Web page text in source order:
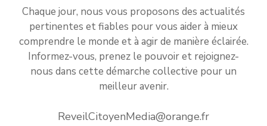
Chaque jour, nous vous proposons des actualités
pertinentes et fiables pour vous aider à mieux
comprendre le monde et à agir de manière éclairée.
Informez-vous, prenez le pouvoir et rejoignez-
nous dans cette démarche collective pour un
meilleur avenir.
ReveilCitoyenMedia@orange.fr